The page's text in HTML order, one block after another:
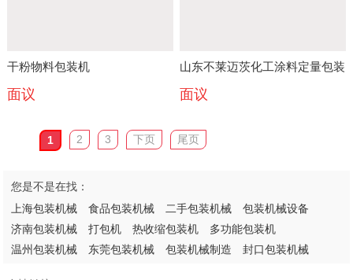
干粉物料包装机
面议
山东不莱迈茨化工涂料定量包装
机
面议
1 2 3 下页 尾页
您是不是在找：
上海包装机械
食品包装机械 二手包装机械
包装机械设备
济南包装机械
打包机 热收缩包装机
多功能包装机
温州包装机械
东莞包装机械 包装机械制造 封口包装机械